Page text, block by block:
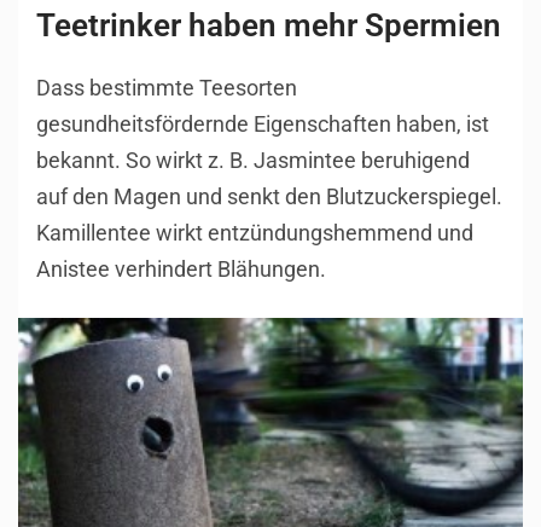
Teetrinker haben mehr Spermien
Dass bestimmte Teesorten
gesundheitsfördernde Eigenschaften haben, ist
bekannt. So wirkt z. B. Jasmintee beruhigend
auf den Magen und senkt den Blutzuckerspiegel.
Kamillentee wirkt entzündungshemmend und
Anistee verhindert Blähungen.